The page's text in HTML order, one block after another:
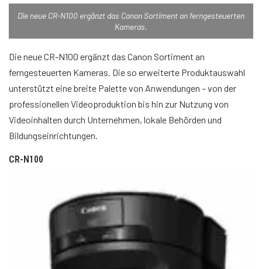
Die neue CR-N100 ergänzt das Canon Sortiment an ferngesteuerten
Kameras.
Die neue CR-N100 ergänzt das Canon Sortiment an
ferngesteuerten Kameras. Die so erweiterte Produktauswahl
unterstützt eine breite Palette von Anwendungen – von der
professionellen Videoproduktion bis hin zur Nutzung von
Videoinhalten durch Unternehmen, lokale Behörden und
Bildungseinrichtungen.
CR-N100